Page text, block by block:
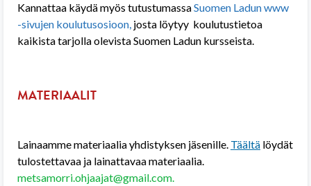
Kannattaa käydä myös tutustumassaSuomen Ladun www
-sivujen koulutusosioon, josta löytyy koulutustietoa
kaikista tarjolla olevista Suomen Ladun kursseista.
MATERIAALIT
Lainaamme materiaalia yhdistyksen jäsenille. Täältä löydät
tulostettavaa ja lainattavaa materiaalia.
metsamorri.ohjaajat@gmail.com.